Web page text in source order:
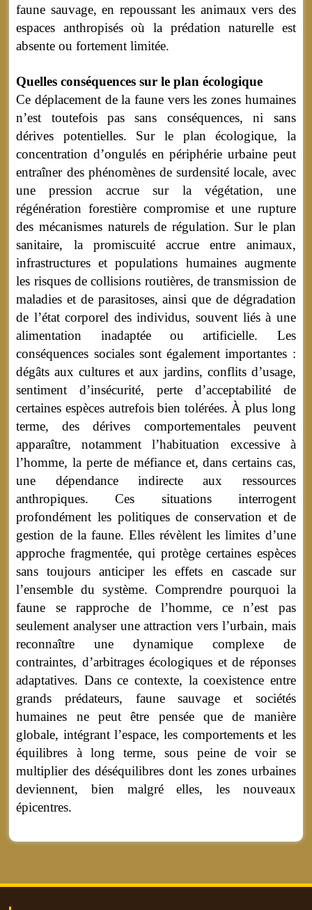
faune sauvage, en repoussant les animaux vers des
espaces anthropisés où la prédation naturelle est
absente ou fortement limitée.
Quelles conséquences sur le plan écologique
Ce déplacement de la faune vers les zones humaines
n’est toutefois pas sans conséquences, ni sans
dérives potentielles. Sur le plan écologique, la
concentration d’ongulés en périphérie urbaine peut
entraîner des phénomènes de surdensité locale, avec
une pression accrue sur la végétation, une
régénération forestière compromise et une rupture
des mécanismes naturels de régulation. Sur le plan
sanitaire, la promiscuité accrue entre animaux,
infrastructures et populations humaines augmente
les risques de collisions routières, de transmission de
maladies et de parasitoses, ainsi que de dégradation
de l’état corporel des individus, souvent liés à une
alimentation inadaptée ou artificielle. Les
conséquences sociales sont également importantes :
dégâts aux cultures et aux jardins, conflits d’usage,
sentiment d’insécurité, perte d’acceptabilité de
certaines espèces autrefois bien tolérées. À plus long
terme, des dérives comportementales peuvent
apparaître, notamment l’habituation excessive à
l’homme, la perte de méfiance et, dans certains cas,
une dépendance indirecte aux ressources
anthropiques. Ces situations interrogent
profondément les politiques de conservation et de
gestion de la faune. Elles révèlent les limites d’une
approche fragmentée, qui protège certaines espèces
sans toujours anticiper les effets en cascade sur
l’ensemble du système. Comprendre pourquoi la
faune se rapproche de l’homme, ce n’est pas
seulement analyser une attraction vers l’urbain, mais
reconnaître une dynamique complexe de
contraintes, d’arbitrages écologiques et de réponses
adaptatives. Dans ce contexte, la coexistence entre
grands prédateurs, faune sauvage et sociétés
humaines ne peut être pensée que de manière
globale, intégrant l’espace, les comportements et les
équilibres à long terme, sous peine de voir se
multiplier des déséquilibres dont les zones urbaines
deviennent, bien malgré elles, les nouveaux
épicentres.